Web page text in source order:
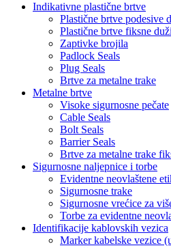
Indikativne plastične brtve
Plastične brtve podesive
Plastične brtve fiksne
Zaptivke brojila
Padlock Seals
Plug Seals
Brtve za metalne trake
Metalne brtve
Visoke sigurnosne pečate
Cable Seals
Bolt Seals
Barrier Seals
Brtve za metalne trake
Sigurnosne naljepnice i torbe
Evidentne neovlaštene
Sigurnosne trake
Sigurnosne vrećice za
Torbe za evidentne
Identifikacije kablovskih vezica
Marker kabelske vezice